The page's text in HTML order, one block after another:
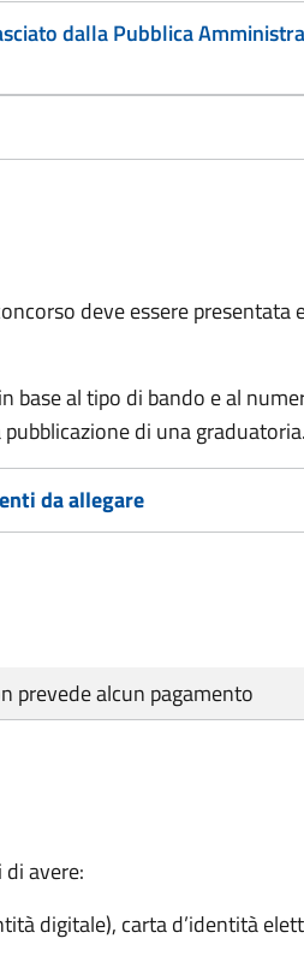
dalla Pubblica
deve essere
base al tipo di bando e al
di una graduatoria.
da allegare
prevede alcun pagamento
avere:
digitale), carta d’identità